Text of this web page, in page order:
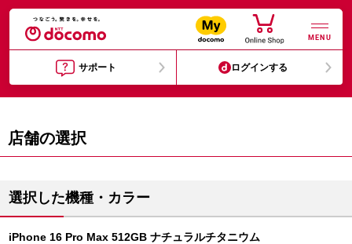
MENU
サポート ログインする
店舗の選択
選択した機種・カラー
iPhone 16 Pro Max 512GB ナチュラルチタニウム